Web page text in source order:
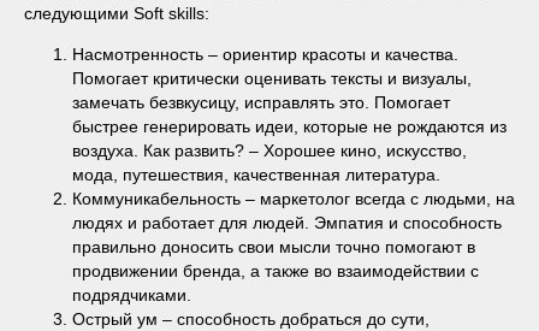
следующими Soft skills:
Насмотренность – ориентир красоты и качества.
Помогает критически оценивать тексты и визуалы,
замечать безвкусицу, исправлять это. Помогает
быстрее генерировать идеи, которые не рождаются из
воздуха. Как развить? – Хорошее кино, искусство,
мода, путешествия, качественная литература.
Коммуникабельность – маркетолог всегда с людьми, на
людях и работает для людей. Эмпатия и способность
правильно доносить свои мысли точно помогают в
продвижении бренда, а также во взаимодействии с
подрядчиками.
Острый ум – способность добраться до сути,